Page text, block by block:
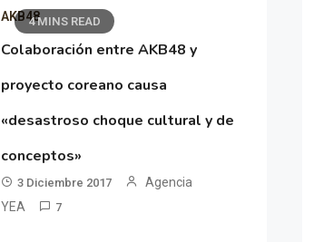
4 MINS READ
AKB48
Colaboración entre AKB48 y
proyecto coreano causa
«desastroso choque cultural y de
conceptos»
3 Diciembre 2017
Agencia
YEA
7